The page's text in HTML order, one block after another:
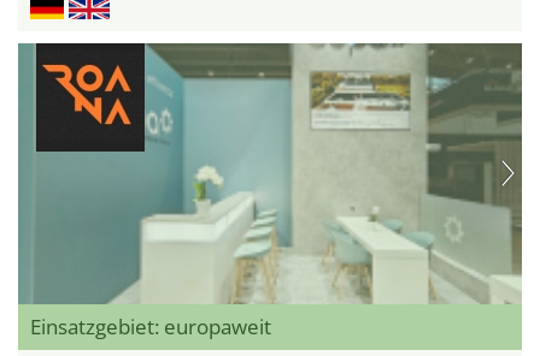
Einsatzgebiet: europaweit